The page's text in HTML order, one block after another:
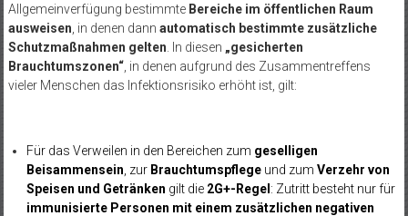
Allgemeinverfügung bestimmte Bereiche im öffentlichen Raum
ausweisen , in denen dann automatisch bestimmte zusätzliche
Schutzmaßnahmen gelten . In diesen „gesicherten
Brauchtumszonen“, in denen aufgrund des Zusammentreffens
vieler Menschen das Infektionsrisiko erhöht ist, gilt:
Für das Verweilen in den Bereichen zum geselligen
Beisammensein , zur Brauchtumspflegeund zum Verzehr von
Speisen und Getränken gilt die 2G+-Regel: Zutritt besteht nur für
immunisierte Personen mit einem zusätzlichen negativen